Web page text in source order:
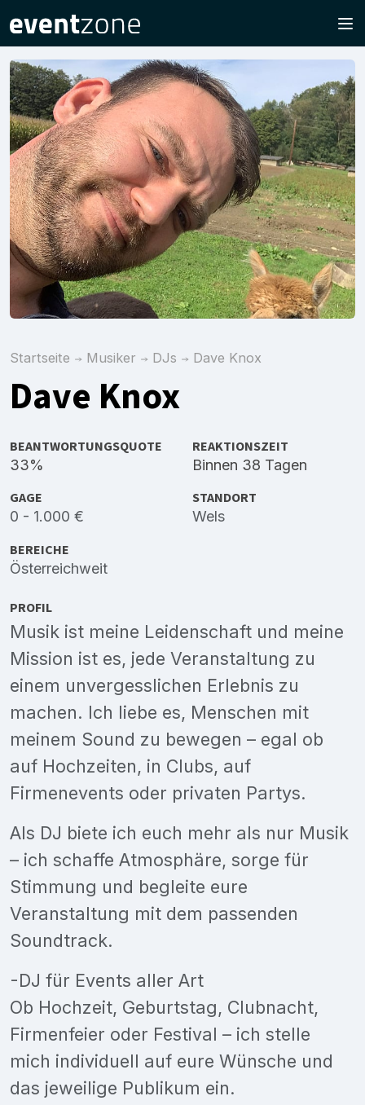
Startseite Musiker DJs Dave Knox
Dave Knox
BEANTWORTUNGSQUOTE
33%
REAKTIONSZEIT
Binnen 38 Tagen
GAGE
0 - 1.000 €
STANDORT
Wels
BEREICHE
Österreichweit
PROFIL
Musik ist meine Leidenschaft und meine
Mission ist es, jede Veranstaltung zu
einem unvergesslichen Erlebnis zu
machen. Ich liebe es, Menschen mit
meinem Sound zu bewegen – egal ob
auf Hochzeiten, in Clubs, auf
Firmenevents oder privaten Partys.
Als DJ biete ich euch mehr als nur Musik
– ich schaffe Atmosphäre, sorge für
Stimmung und begleite eure
Veranstaltung mit dem passenden
Soundtrack.
-DJ für Events aller Art
Ob Hochzeit, Geburtstag, Clubnacht,
Firmenfeier oder Festival – ich stelle
mich individuell auf eure Wünsche und
das jeweilige Publikum ein.